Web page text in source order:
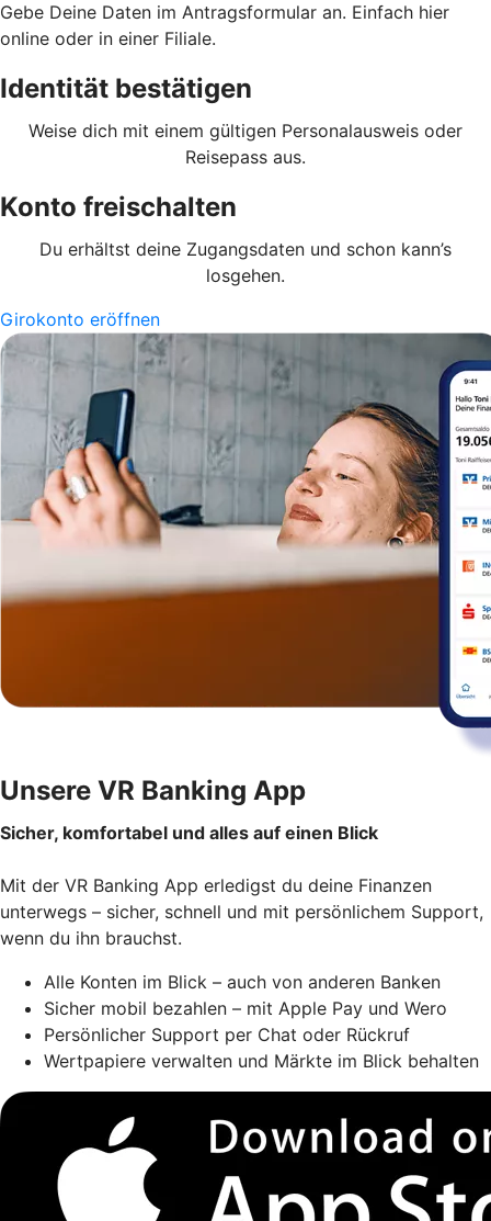
Gebe Deine Daten im Antragsformular an. Einfach hier
online oder in einer Filiale.
Identität bestätigen
Weise dich mit einem gültigen Personalausweis oder
Reisepass aus.
Konto freischalten
Du erhältst deine Zugangsdaten und schon kann’s
losgehen.
Girokonto eröffnen
Unsere VR Banking App
Sicher, komfortabel und alles auf einen Blick
Mit der VR Banking App erledigst du deine Finanzen
unterwegs – sicher, schnell und mit persönlichem Support,
wenn du ihn brauchst.
Alle Konten im Blick – auch von anderen Banken
Sicher mobil bezahlen – mit Apple Pay und Wero
Persönlicher Support per Chat oder Rückruf
Wertpapiere verwalten und Märkte im Blick behalten